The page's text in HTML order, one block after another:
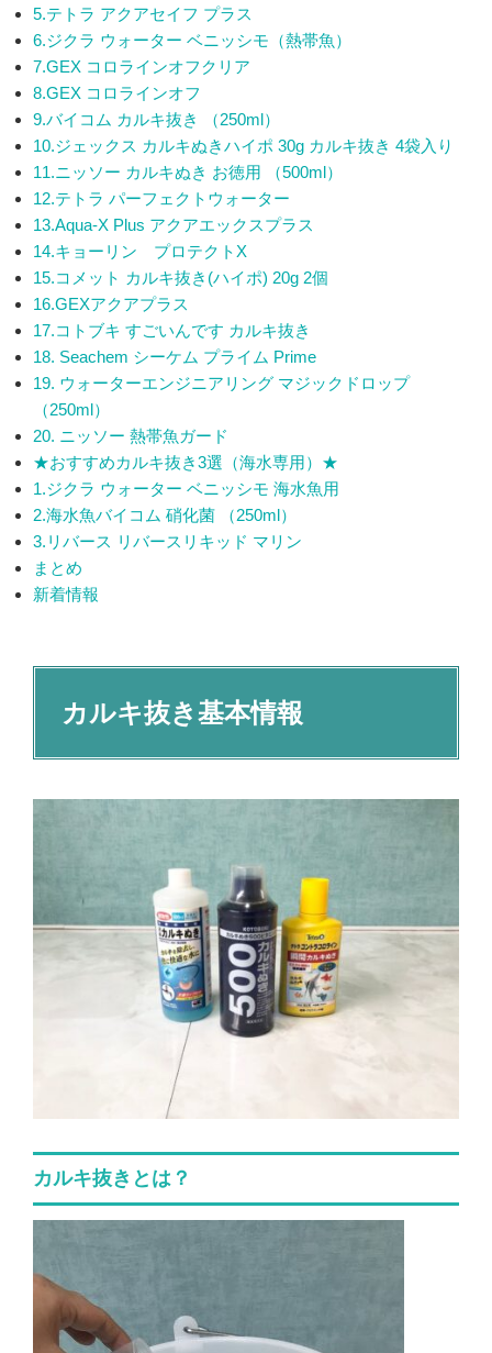
5.テトラ アクアセイフ プラス
6.ジクラ ウォーター ベニッシモ（熱帯魚）
7.GEX コロラインオフクリア
8.GEX コロラインオフ
9.バイコム カルキ抜き （250ml）
10.ジェックス カルキぬきハイポ 30g カルキ抜き 4袋入り
11.ニッソー カルキぬき お徳用 （500ml）
12.テトラ パーフェクトウォーター
13.Aqua-X Plus アクアエックスプラス
14.キョーリン プロテクトX
15.コメット カルキ抜き(ハイポ) 20g 2個
16.GEXアクアプラス
17.コトブキ すごいんです カルキ抜き
18. Seachem シーケム プライム Prime
19. ウォーターエンジニアリング マジックドロップ
（250ml）
20. ニッソー 熱帯魚ガード
★おすすめカルキ抜き3選（海水専用）★
1.ジクラ ウォーター ベニッシモ 海水魚用
2.海水魚バイコム 硝化菌 （250ml）
3.リバース リバースリキッド マリン
まとめ
新着情報
カルキ抜き基本情報
カルキ抜きとは？